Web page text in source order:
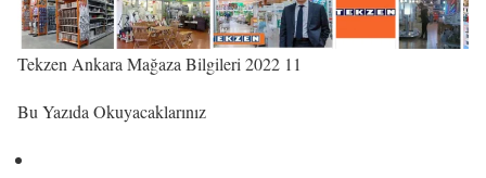
Tekzen Ankara Mağaza Bilgileri 2022 11
Bu Yazıda Okuyacaklarınız